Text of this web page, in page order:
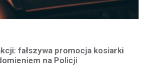
fałszywa promocja kosiarki
na Policji